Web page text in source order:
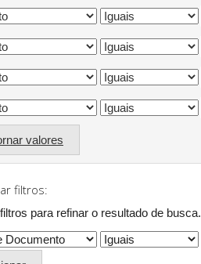
valores
filtros:
para refinar o resultado de busca.